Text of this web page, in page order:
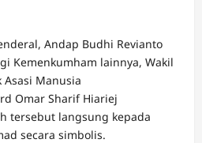
Andap Budhi Revianto
Kemenkumham lainnya, Wakil
Manusia
Omar Sharif Hiariej
tersebut langsung kepada
secara simbolis.